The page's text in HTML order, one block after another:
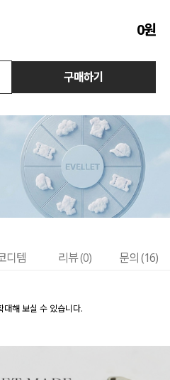
0원
구매하기
디템 리뷰 (0) 문의 (16)
대해 보실 수 있습니다.